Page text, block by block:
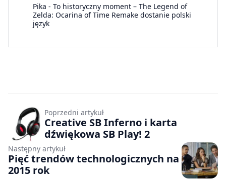
Pika - To historyczny moment – The Legend of
Zelda: Ocarina of Time Remake dostanie polski
język
Poprzedni artykuł
Creative SB Inferno i karta
dźwiękowa SB Play! 2
Następny artykuł
Pięć trendów technologicznych na
2015 rok